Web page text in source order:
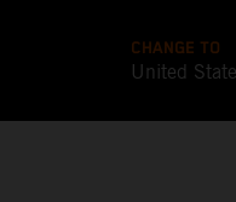
CHANGE TO
United